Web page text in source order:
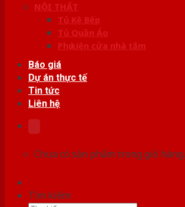
NỘI THẤT
Tủ Kệ Bếp
Tủ Quần Áo
Phụ kiện cửa nhà tắm
Báo giá
Dự án thực tế
Tin tức
Liên hệ
Chưa có sản phẩm trong giỏ hàng.
Tìm kiếm: